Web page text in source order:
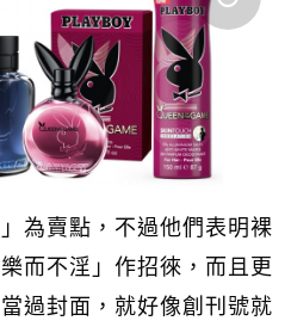
為賣點，不過他們表明裸
而不淫」作招徠，而且更
過封面，就好像創刊號就